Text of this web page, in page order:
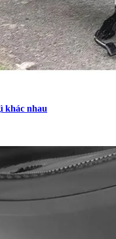
khác nhau